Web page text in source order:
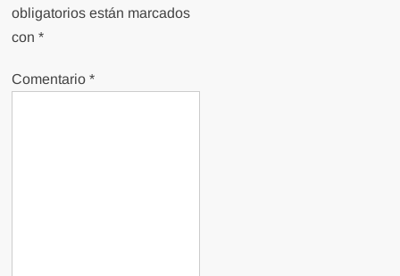
obligatorios están marcados
con*
Comentario*